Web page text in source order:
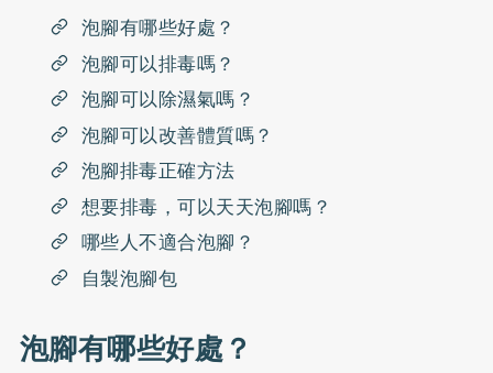
泡腳有哪些好處？
泡腳可以排毒嗎？
泡腳可以除濕氣嗎？
泡腳可以改善體質嗎？
泡腳排毒正確方法
想要排毒，可以天天泡腳嗎？
哪些人不適合泡腳？
自製泡腳包
泡腳有哪些好處？